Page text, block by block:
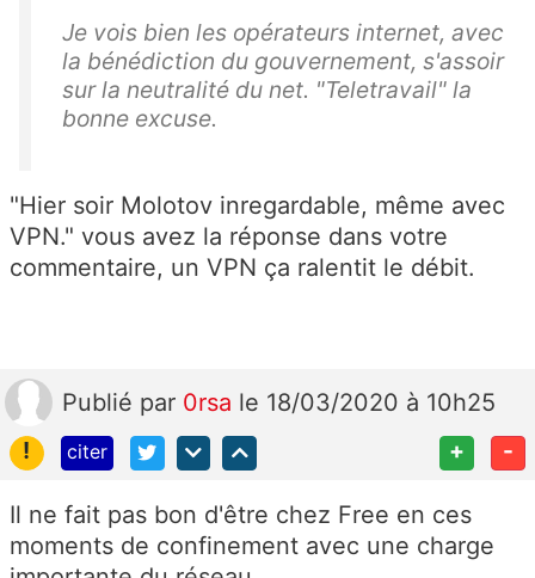
Je vois bien les opérateurs internet, avec
la bénédiction du gouvernement, s'assoir
sur la neutralité du net. "Teletravail" la
bonne excuse.
"Hier soir Molotov inregardable, même avec
VPN." vous avez la réponse dans votre
commentaire, un VPN ça ralentit le débit.
Publié par 0rsa le 18/03/2020 à 10h25
!
citer + -
Il ne fait pas bon d'être chez Free en ces
moments de confinement avec une charge